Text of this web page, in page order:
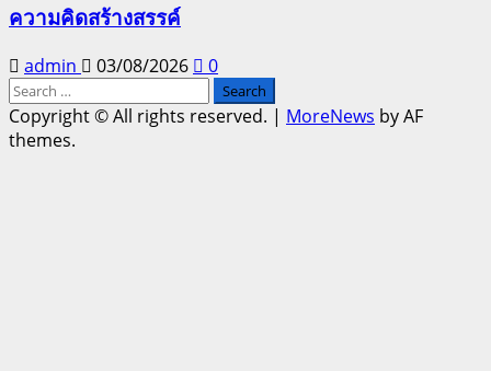
ความคิดสร้างสรรค์
admin 03/08/2026
0
Search
for:
Copyright © All rights reserved. | MoreNews by AF
themes.